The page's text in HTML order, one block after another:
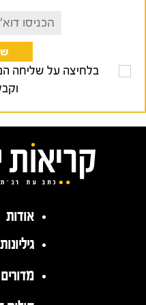
בלחיצה על שליחה
אודות
גיליונות
מדורים